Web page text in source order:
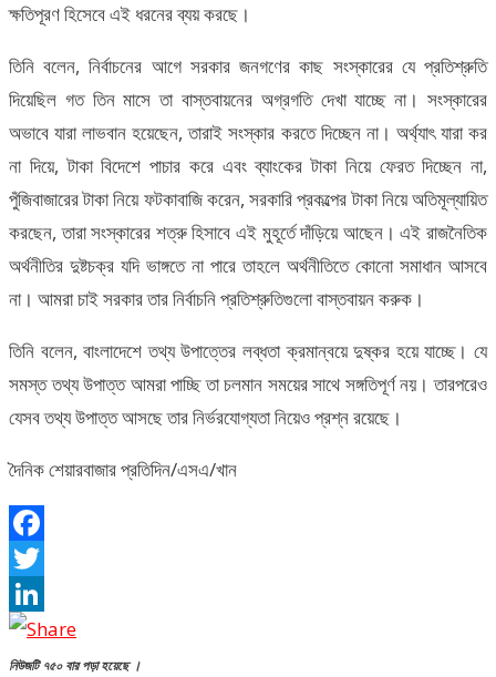
ক্ষতিপূরণ হিসেবে এই ধরনের ব্যয় করছে।
তিনি বলেন, নির্বাচনের আগে সরকার জনগণের কাছ সংস্কারের যে প্রতিশ্রুতি
দিয়েছিল গত তিন মাসে তা বাস্তবায়নের অগ্রগতি দেখা যাচ্ছে না। সংস্কারের
অভাবে যারা লাভবান হয়েছেন, তারাই সংস্কার করতে দিচ্ছেন না। অর্থ্যাৎ যারা কর
না দিয়ে, টাকা বিদেশে পাচার করে এবং ব্যাংকের টাকা নিয়ে ফেরত দিচ্ছেন না,
পুঁজিবাজারের টাকা নিয়ে ফটকাবাজি করেন, সরকারি প্রকল্পের টাকা নিয়ে অতিমূল্যায়িত
করছেন, তারা সংস্কারের শত্রু হিসাবে এই মুহূর্তে দাঁড়িয়ে আছেন। এই রাজনৈতিক
অর্থনীতির দুষ্টচক্র যদি ভাঙ্গতে না পারে তাহলে অর্থনীতিতে কোনো সমাধান আসবে
না। আমরা চাই সরকার তার নির্বাচনি প্রতিশ্রুতিগুলো বাস্তবায়ন করুক।
তিনি বলেন, বাংলাদেশে তথ্য উপাত্তের লব্ধতা ক্রমান্বয়ে দুষ্কর হয়ে যাচ্ছে। যে
সমস্ত তথ্য উপাত্ত আমরা পাচ্ছি তা চলমান সময়ের সাথে সঙ্গতিপূর্ণ নয়। তারপরেও
যেসব তথ্য উপাত্ত আসছে তার নির্ভরযোগ্যতা নিয়েও প্রশ্ন রয়েছে।
দৈনিক শেয়ারবাজার প্রতিদিন/এসএ/খান
Facebook
Twitter
LinkedIn
নিউজটি ৭৫০ বার পড়া হয়েছে ।